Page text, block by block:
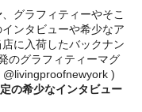
、グラフィティーやそこ
ンタビューや希少なア
に入荷したバックナン
のグラフィティーマグ
@livingproofnewyork )
の希少なインタビュー